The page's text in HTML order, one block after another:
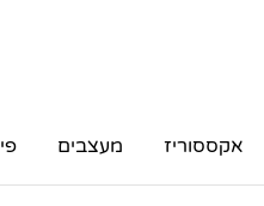
אקססוריז מעצבים